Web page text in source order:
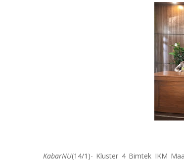
KabarNU(14/1)- Kluster 4 Bimtek IKM